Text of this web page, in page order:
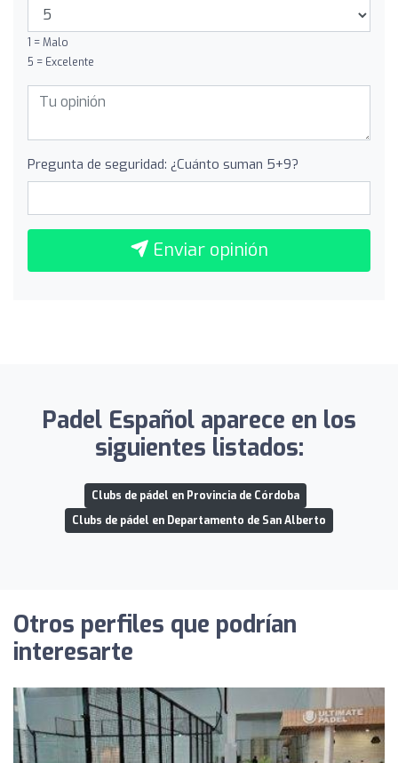
1 = Malo
5 = Excelente
Pregunta de seguridad: ¿Cuánto suman 5+9?
Enviar opinión
Padel Español aparece en los
siguientes listados:
Clubs de pádel en Provincia de Córdoba
Clubs de pádel en Departamento de San Alberto
Otros perfiles que podrían
interesarte